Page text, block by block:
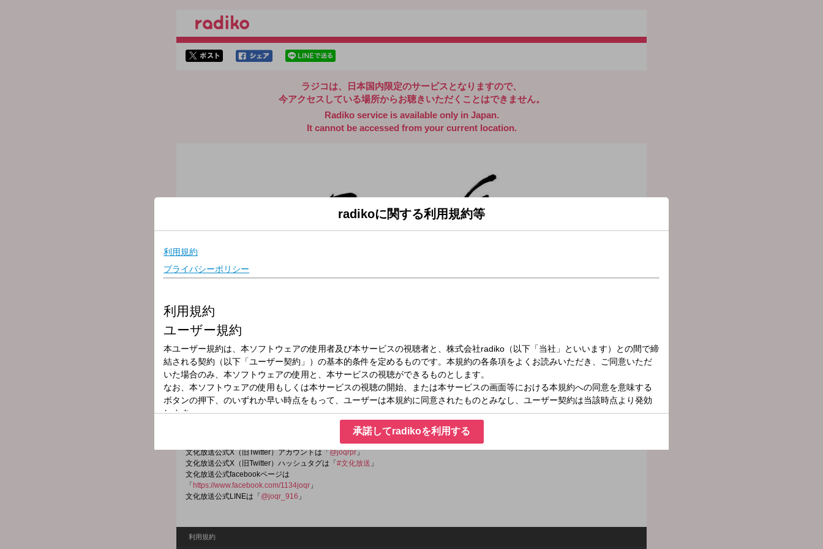
ラジコは、日本国内限定のサービスとなりますので、
今アクセスしている場所からお聴きいただくことはできません。
Radiko service is available only in Japan.
It cannot be accessed from your current location.
放送局
放送時間
2026年7月5日（日）20:00～20:30
番組名
READING WORLD
文化放送公式X（旧Twitter）アカウントは「@joqrpr」
文化放送公式X（旧Twitter）ハッシュタグは「 #文化放送 」
文化放送公式facebookページは
「 https://www.facebook.com/1134joqr 」
文化放送公式LINEは「 @joqr_916 」
利用規約
radikoに関する利用規約等
承諾してradikoを利用する